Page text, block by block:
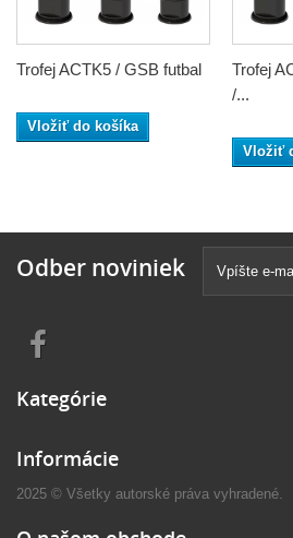
Trofej ACTK5 / GSB futbal
Vložiť do košíka
Trofej
/...
Vložiť
Odber noviniek
Kategórie
Informácie
2025 © Všetky autorské práva vyhradené.